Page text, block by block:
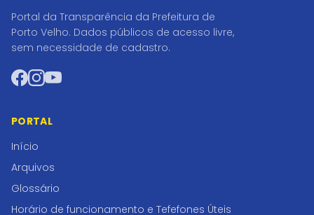
Portal da Transparência da Prefeitura de
Porto Velho. Dados públicos de acesso livre,
sem necessidade de cadastro.
Facebook
Instagram
YouTube
PORTAL
Início
Arquivos
Glossário
Horário de funcionamento e Tefefones Úteis